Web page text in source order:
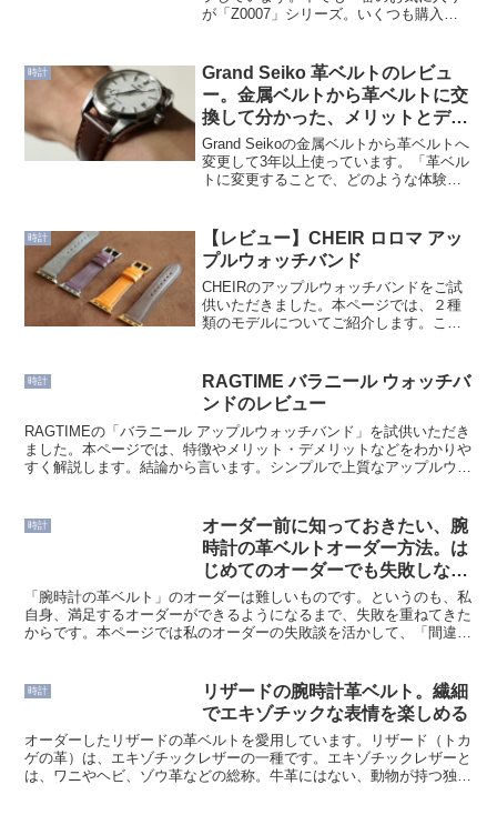
が「Z0007」シリーズ。いくつも購入し
対応 ステンレススチールの光沢仕上げ 高
すぎな...
時計
Grand Seiko 革ベルトのレビュ
ー。金属ベルトから革ベルトに交
換して分かった、メリットとデメ
リット
Grand Seikoの金属ベルトから革ベルトへ
変更して3年以上使っています。「革ベル
トに変更することで、どのような体験が
両方を使ってきた視点で、それぞれの特
徴、メリッ...
時計
【レビュー】CHEIR ロロマ アッ
プルウォッチバンド
CHEIRのアップルウォッチバンドをご試
供いただきました。本ページでは、２種
類のモデルについてご紹介します。こち
ット・デメリットなどをわかりやすく解
説します。形について...
時計
RAGTIME バラニール ウォッチバ
ンドのレビュー
RAGTIMEの「バラニール アップルウォッチバンド」を試供いただき
ました。本ページでは、特徴やメリット・デメリットなどをわかりや
すく解説します。結論から言います。シンプルで上質なアップルウォ
時計
オーダー前に知っておきたい、腕
時計の革ベルトオーダー方法。は
じめてのオーダーでも失敗しない
ポイント
「腕時計の革ベルト」のオーダーは難しいものです。というのも、私
自身、満足するオーダーができるようになるまで、失敗を重ねてきた
からです。本ページでは私のオーダーの失敗談を活かして、「間違い
時計
リザードの腕時計革ベルト。繊細
でエキゾチックな表情を楽しめる
オーダーしたリザードの革ベルトを愛用しています。リザード（トカ
ゲの革）は、エキゾチックレザーの一種です。エキゾチックレザーと
は、ワニやヘビ、ゾウ革などの総称。牛革にはない、動物が持つ独特